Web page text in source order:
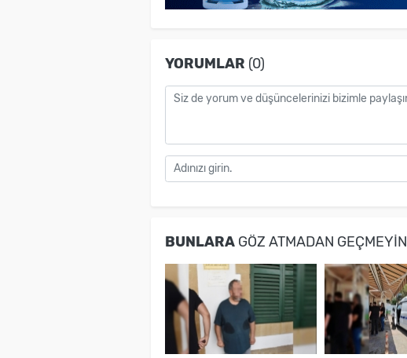
YORUMLAR (0)
BUNLARAGÖZ ATMADAN GEÇMEYIN